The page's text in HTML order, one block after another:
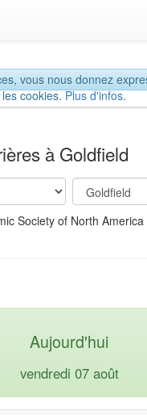
vous nous donnez
les cookies.Plus d'infos.
à Goldfield
Society of North America
Aujourd'hui
vendredi 07 août